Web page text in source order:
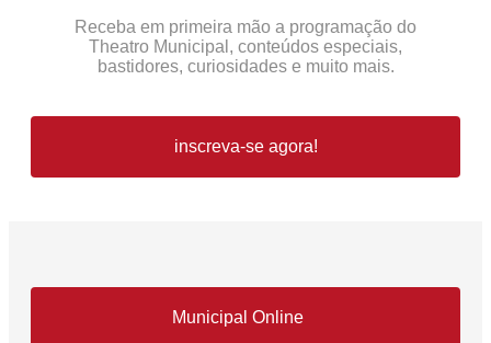
Receba em primeira mão a programação do
Theatro Municipal, conteúdos especiais,
bastidores, curiosidades e muito mais.
inscreva-se agora!
Municipal Online